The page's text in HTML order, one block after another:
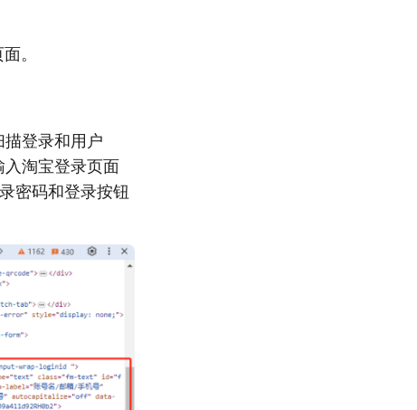
。
登录和用户
淘宝登录页面
密码和登录按钮